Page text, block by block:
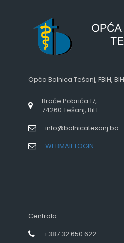
Opća Bolnica Tešanj, FBIH, BIH
Braće Pobrića 17,
74260 Tešanj, BiH
info@bolnicatesanj.ba
WEBMAIL LOGIN
Centrala
+387 32 650 622